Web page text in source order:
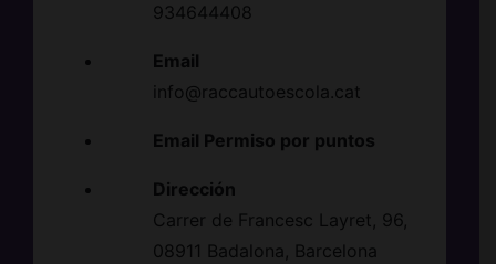
934644408
Email
info@raccautoescola.cat
Email Permiso por puntos
Dirección
Carrer de Francesc Layret, 96,
08911 Badalona, Barcelona